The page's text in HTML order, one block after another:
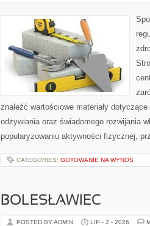
znaleźć wartościowe materiały
odżywiania oraz świadomego rozwijania
popularyzowaniu aktywności fizycznej,
CATEGORIES: GOTOWANIE NA WYNOS
BOLESŁAWIEC
POSTED BY ADMIN LIP - 2 - 2026